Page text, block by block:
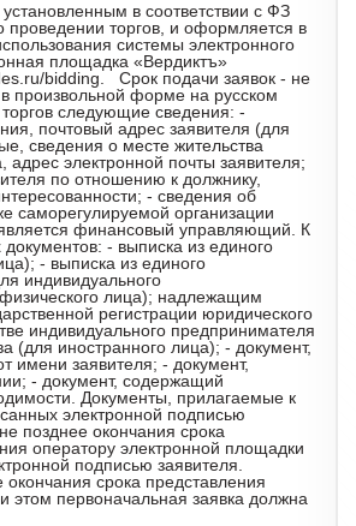
в соответствии с ФЗ
проведении торгов, и оформляется в
системы электронного
площадка «Вердиктъ»
bidding. Срок подачи заявок - не
произвольной форме на русском
следующие сведения: -
почтовый адрес заявителя (для
сведения о месте жительства
электронной почты заявителя;
по отношению к должнику,
- сведения об
саморегулируемой организации
финансовый управляющий. К
- выписка из единого
- выписка из единого
индивидуального
лица); надлежащим
регистрации юридического
индивидуального предпринимателя
(для иностранного лица); - документ,
имени заявителя; - документ,
- документ, содержащий
Документы, прилагаемые к
электронной подписью
позднее окончания срока
оператору электронной площадки
подписью заявителя.
окончания срока представления
этом первоначальная заявка должна